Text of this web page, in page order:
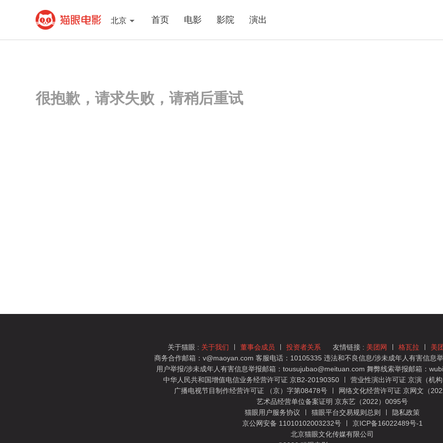
北京 首页 电影 影院 演出
很抱歉，请求失败，请稍后重试
关于猫眼 : 关于我们 董事会成员 投资者关系 友情链接 : 美团网 格瓦拉 美
商务合作邮箱：v@maoyan.com 客服电话：10105335 违法和不良信息/涉未成年人有害信息
用户举报/涉未成年人有害信息举报邮箱：tousujubao@meituan.com 舞弊线索举报邮箱：
中华人民共和国增值电信业务经营许可证 京B2-20190350
营业性演出许可证 京演（机
广播电视节目制作经营许可证 （京）字第08478号
网络文化经营许可证 京网文（
艺术品经营单位备案证明 京东艺（2022）0095号
猫眼用户服务协议
猫眼平台交易规则总则
隐私政策
京公网安备 11010102003232号
京ICP备16022489号-1
北京猫眼文化传媒有限公司